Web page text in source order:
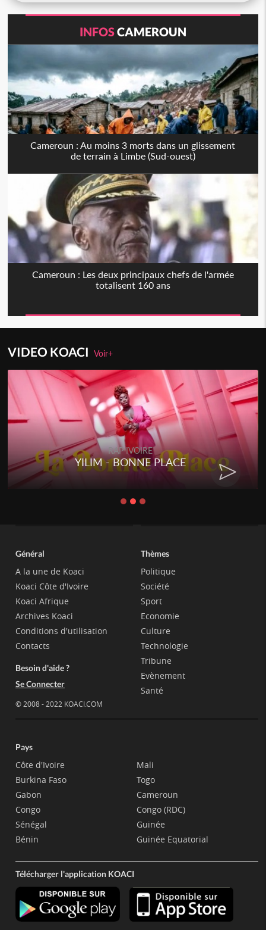
INFOSCAMEROUN
Cameroun : Au moins 3 morts dans un glissement
de terrain à Limbe (Sud-ouest)
Cameroun : Les deux principaux chefs de l'armée
totalisent 160 ans
VIDEO KOACIVoir+
RAP IVOIRE
YILIM - BONNE PLACE
Général
A la une de Koaci
Koaci Côte d'Ivoire
Koaci Afrique
Archives Koaci
Conditions d'utilisation
Contacts
Besoin d'aide ?
Se Connecter
© 2008 - 2022 KOACI.COM
Thèmes
Politique
Société
Sport
Economie
Culture
Technologie
Tribune
Evènement
Santé
Pays
Côte d'Ivoire
Burkina Faso
Gabon
Congo
Sénégal
Bénin
Mali
Togo
Cameroun
Congo (RDC)
Guinée
Guinée Equatorial
Télécharger l'application KOACI